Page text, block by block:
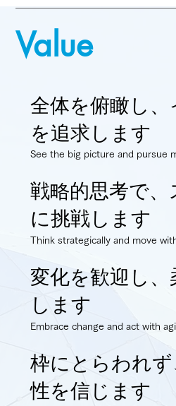
Value
全体を俯瞰し、
を追求します​
See the big picture and pursue
戦略的思考で、
に挑戦します
Think strategically and move
変化を歓迎し
します
Embrace change and act with
枠にとらわれ
性を信じます